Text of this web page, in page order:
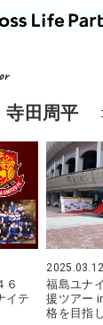
寺田周平
６
イテ
2025.03.12
福島ユナ
援ツアー
格を目指